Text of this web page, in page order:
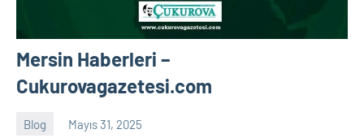
Mersin Haberleri –
Cukurovagazetesi.com
Blog Mayıs 31, 2025
Tukav
Yorum